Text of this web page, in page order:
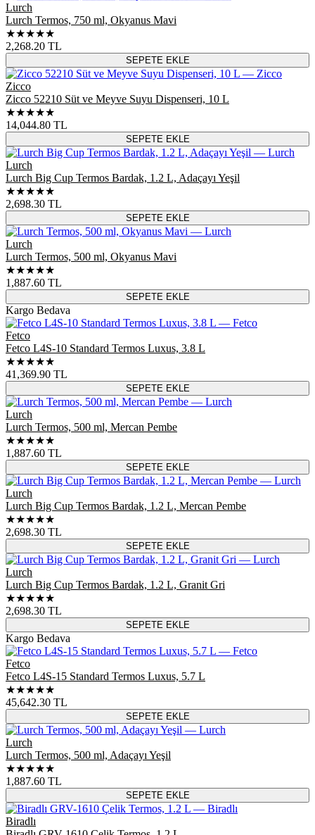
Lurch
Lurch Termos, 750 ml, Okyanus Mavi
★★★★★
2,268.20 TL
SEPETE EKLE
Zicco
Zicco 52210 Süt ve Meyve Suyu Dispenseri, 10 L
★★★★★
14,044.80 TL
SEPETE EKLE
Lurch
Lurch Big Cup Termos Bardak, 1.2 L, Adaçayı Yeşil
★★★★★
2,698.30 TL
SEPETE EKLE
Lurch
Lurch Termos, 500 ml, Okyanus Mavi
★★★★★
1,887.60 TL
SEPETE EKLE
Kargo Bedava
Fetco
Fetco L4S-10 Standard Termos Luxus, 3.8 L
★★★★★
41,369.90 TL
SEPETE EKLE
Lurch
Lurch Termos, 500 ml, Mercan Pembe
★★★★★
1,887.60 TL
SEPETE EKLE
Lurch
Lurch Big Cup Termos Bardak, 1.2 L, Mercan Pembe
★★★★★
2,698.30 TL
SEPETE EKLE
Lurch
Lurch Big Cup Termos Bardak, 1.2 L, Granit Gri
★★★★★
2,698.30 TL
SEPETE EKLE
Kargo Bedava
Fetco
Fetco L4S-15 Standard Termos Luxus, 5.7 L
★★★★★
45,642.30 TL
SEPETE EKLE
Lurch
Lurch Termos, 500 ml, Adaçayı Yeşil
★★★★★
1,887.60 TL
SEPETE EKLE
Biradlı